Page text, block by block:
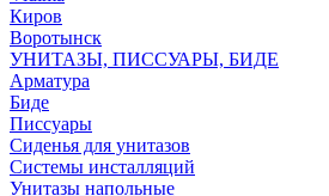
Киров
Воротынск
УНИТАЗЫ, ПИССУАРЫ, БИДЕ
Арматура
Биде
Писсуары
Сиденья для унитазов
Системы инсталляций
Унитазы напольные